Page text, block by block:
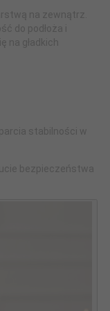
na zewnątrz.
do podłoża i
na gładkich
stabilności w
bezpieczeństwa